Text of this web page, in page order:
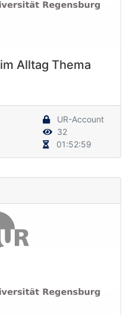
Alltag Thema
UR-Account
32
01:52:59